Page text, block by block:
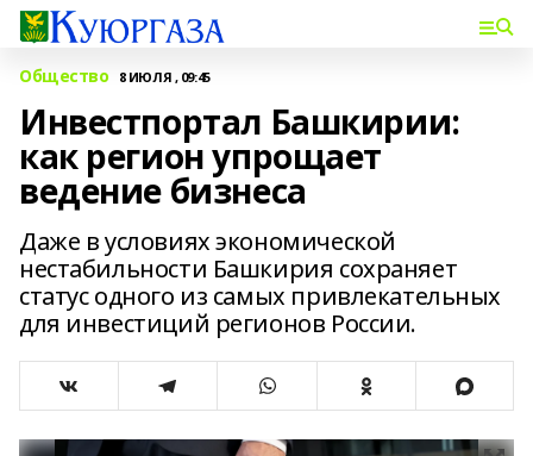
Общество 8 ИЮЛЯ , 09:45
Инвестпортал Башкирии:
как регион упрощает
ведение бизнеса
Даже в условиях экономической
нестабильности Башкирия сохраняет
статус одного из самых привлекательных
для инвестиций регионов России.